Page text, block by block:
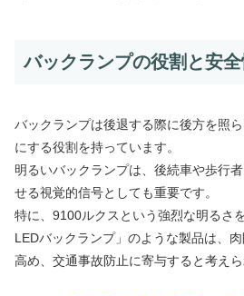
バックランプの役割と安
バックランプは後退する際に後方を照
にする役割を持っています。
明るいバックランプは、後続車や歩行
せる視覚的信号としても重要です。
特に、9100ルクスという強烈な明るさ
LEDバックランプ」のような製品は、
高め、交通事故防止に寄与すると考えら